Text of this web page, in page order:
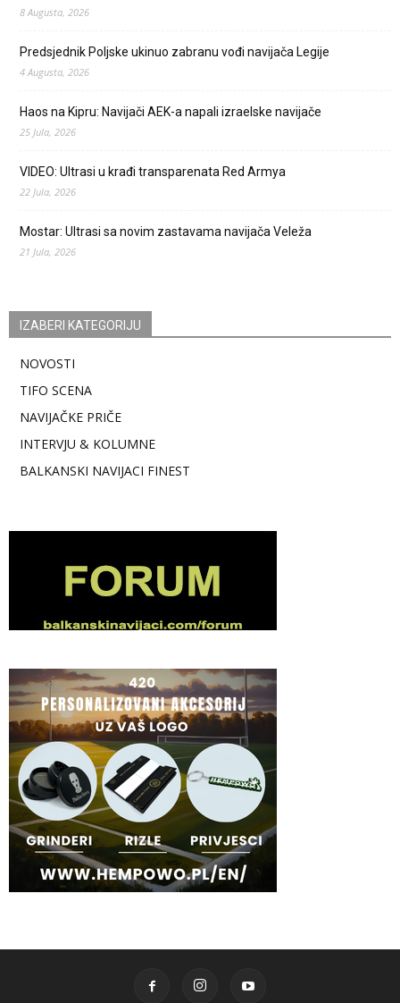
8 Augusta, 2026
Predsjednik Poljske ukinuo zabranu vođi navijača Legije
4 Augusta, 2026
Haos na Kipru: Navijači AEK-a napali izraelske navijače
25 Jula, 2026
VIDEO: Ultrasi u krađi transparenata Red Armya
22 Jula, 2026
Mostar: Ultrasi sa novim zastavama navijača Veleža
21 Jula, 2026
IZABERI KATEGORIJU
NOVOSTI
TIFO SCENA
NAVIJAČKE PRIČE
INTERVJU & KOLUMNE
BALKANSKI NAVIJACI FINEST